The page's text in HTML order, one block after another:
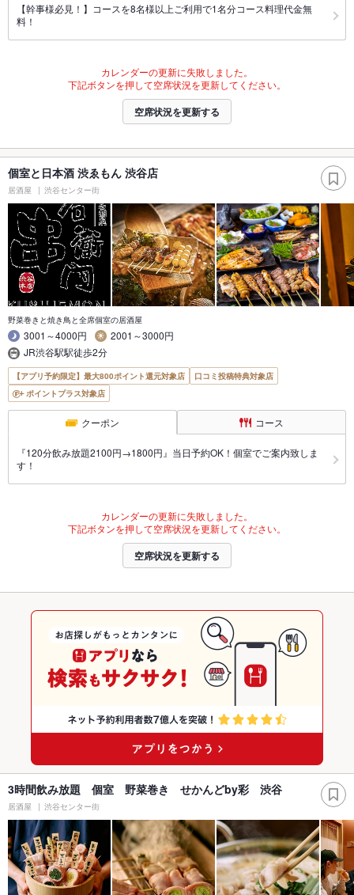
【幹事様必見！】コースを8名様以上ご利用で1名分コース料理代金無
料！
カレンダーの更新に失敗しました。
下記ボタンを押して空席状況を更新してください。
空席状況を更新する
個室と日本酒 渋ゑもん 渋谷店
居酒屋 渋谷センター街
野菜巻きと焼き鳥と全席個室の居酒屋
3001～4000円
2001～3000円
JR渋谷駅駅徒歩2分
【アプリ予約限定】最大800ポイント還元対象店
口コミ投稿特典対象店
ポイントプラス対象店
クーポン コース
『120分飲み放題2100円→1800円』当日予約OK！個室でご案内致しま
す！
カレンダーの更新に失敗しました。
下記ボタンを押して空席状況を更新してください。
空席状況を更新する
3時間飲み放題 個室 野菜巻き せかんどby彩 渋谷
居酒屋 渋谷センター街